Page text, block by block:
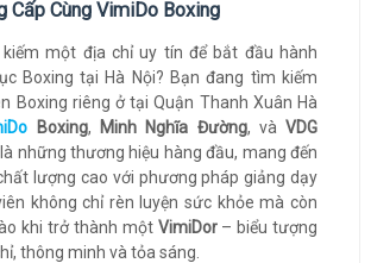
Cấp Cùng VimiDo Boxing
một địa chỉ uy tín để bắt đầu hành
Boxing tại Hà Nội? Bạn đang tìm kiếm
Boxing riêng ở tại Quận Thanh Xuân Hà
Boxing, Minh Nghĩa Đường, vàVDG
những thương hiệu hàng đầu, mang đến
lượng cao với phương pháp giảng dạy
không chỉ rèn luyện sức khỏe mà còn
khi trở thành một VimiDor– biểu tượng
thông minh và tỏa sáng.